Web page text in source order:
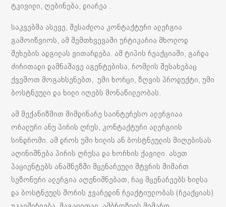
ტკივილი, ღებინება, დიარეა .
საკვებმა ასევე, შესაძლოა კონტაქტური ალერგია
გამოიწვიოს, ამ შემთხვევაში ურტიკარია მხოლოდ
შეხების ადგილას ვითარდება. ამ ტიპის რეაქციაში, გარდა
ძირითადი დამნაშავე აგენტებისა, რომლის შესახებაც
ქვემოთ მოგახსენებთ, უმი ხორცი, ზღვის პროდუქტი, უმი
ბოსტნეული და ხილი იღებს მონაწილეობას.
ამ მექანიზმით მიმდინარე საინტერესო ალერგიაა
ორალური ანუ პირის ღრუს, კონტაქტური ალერგიის
სინდრომი. ამ დროს უმი ხილის ან ბოსტნეულის მიღებისას
აღინიშნება პირის ღრუსა და ხორხის ქავილი. ასეთ
პაციენტებს ანამნეზში მცენარეული მტვრის მიმართ
სეზონური ალერგია აღენიშნებათ, რაც მცენარეებს ხილსა
და ბოსტნეულს შორის ჯვარედინ რეაქტიულობას (რეაქციას)